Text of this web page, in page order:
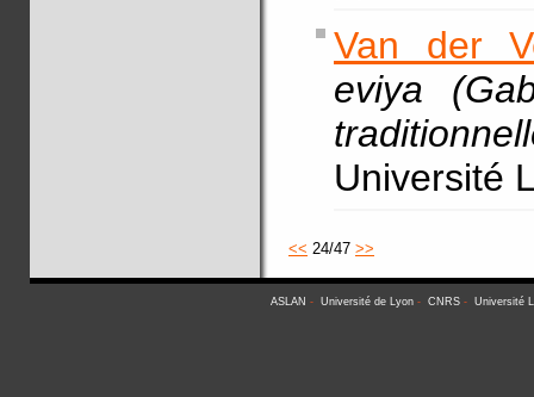
Van der
eviya
Université
<< 24/47 >>
ASLAN - Université de Lyon- CNRS- Université